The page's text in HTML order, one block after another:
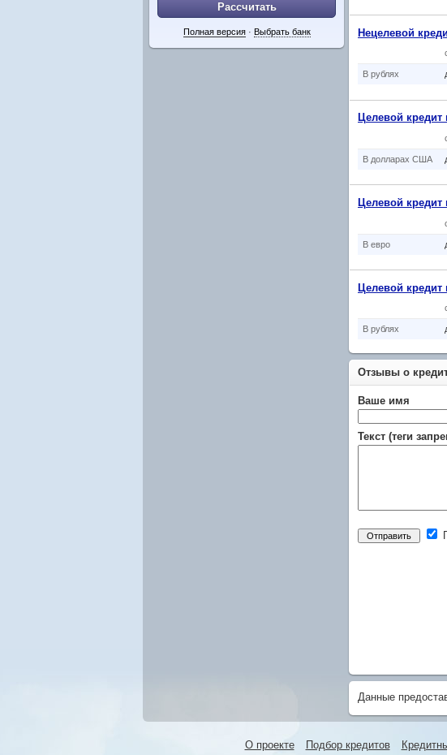
Нецелевой
В рублях
Целевой
В долларах США
Целевой
В eвро
Целевой
В рублях
Отзывы о
Ваше имя
Текст (теги
Данные
Рассчитать
Полная версия· Выбрать банк
О проекте Подбор кредитов